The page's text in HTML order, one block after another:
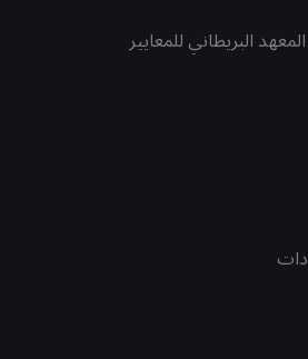
البريطاني للمعايير